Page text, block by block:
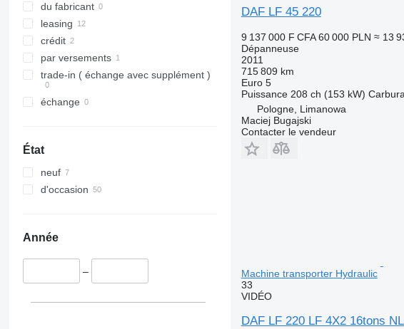
du fabricant
leasing
crédit
par versements
trade-in ( échange avec supplément )
échange
État
neuf
d'occasion
Année
–
DAF LF 45 220
9 137 000 F CFA 60 000 PLN ≈ 13
Dépanneuse
2011
715 809 km
Euro 5
Puissance 208 ch (153 kW)
Pologne, Limanowa
Maciej Bugajski
Contacter le vendeur
Machine transporter Hydraulic
33
VIDÉO
DAF LF 220 LF 4X2 16tons